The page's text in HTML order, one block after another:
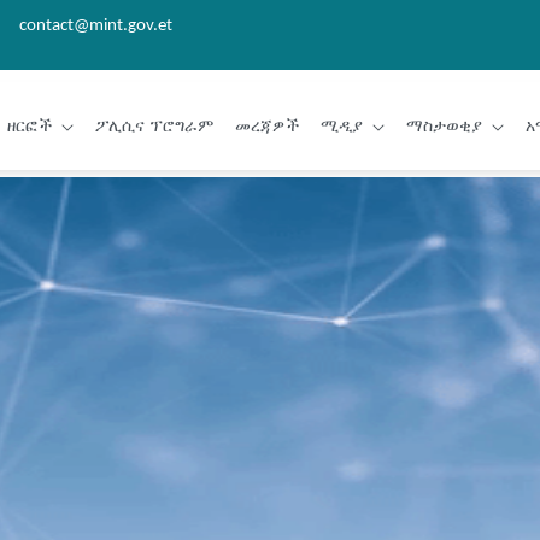
contact@mint.gov.et
ዘርፎች ፖሊሲና ፕሮግራም መረጃዎች ሚዲያ ማስታወቂያ